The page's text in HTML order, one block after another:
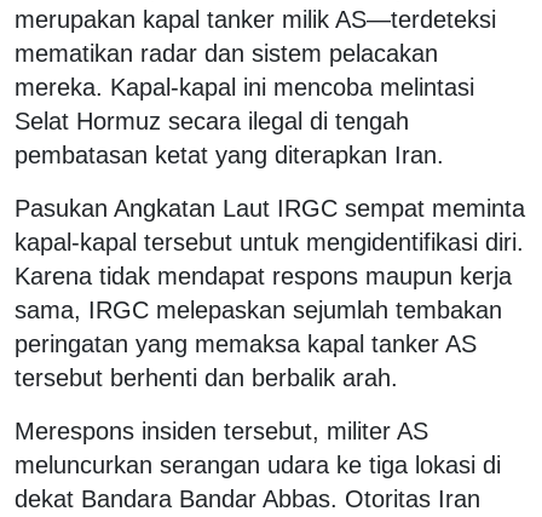
merupakan kapal tanker milik AS—terdeteksi
mematikan radar dan sistem pelacakan
mereka. Kapal-kapal ini mencoba melintasi
Selat Hormuz secara ilegal di tengah
pembatasan ketat yang diterapkan Iran.
Pasukan Angkatan Laut IRGC sempat meminta
kapal-kapal tersebut untuk mengidentifikasi diri.
Karena tidak mendapat respons maupun kerja
sama, IRGC melepaskan sejumlah tembakan
peringatan yang memaksa kapal tanker AS
tersebut berhenti dan berbalik arah.
Merespons insiden tersebut, militer AS
meluncurkan serangan udara ke tiga lokasi di
dekat Bandara Bandar Abbas. Otoritas Iran